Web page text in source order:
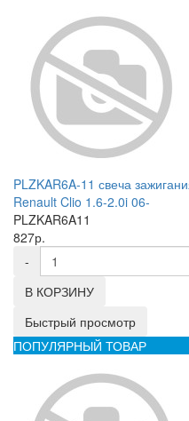
PLZKAR6A-11 свеча
Renault Clio 1.6-2.0i 06-
PLZKAR6A11
827р.
-
В КОРЗИНУ
Быстрый просмотр
ПОПУЛЯРНЫЙ ТОВАР